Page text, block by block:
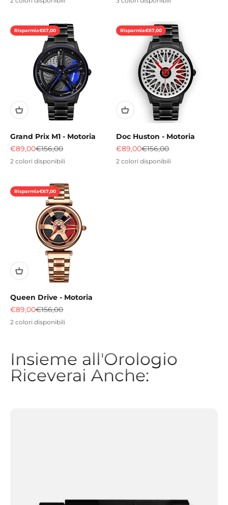
Risparmia€67,00
Grand Prix M1 - Motoria
Prezzo scontato
€89,00Prezzo
€156,00
2 colori disponibili
Risparmia€67,00
Doc Huston - Motoria
Prezzo scontato
€89,00Prezzo
€156,00
2 colori disponibili
Risparmia€67,00
Queen Drive - Motoria
Prezzo scontato
€89,00Prezzo
€156,00
2 colori disponibili
Insieme all'Orologio
Riceverai Anche: